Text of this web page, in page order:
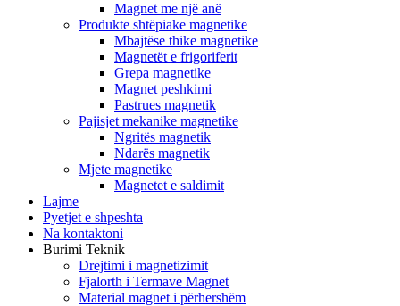
Magnet me një anë
Produkte shtëpiake magnetike
Mbajtëse thike magnetike
Magnetët e frigoriferit
Grepa magnetike
Magnet peshkimi
Pastrues magnetik
Pajisjet mekanike magnetike
Ngritës magnetik
Ndarës magnetik
Mjete magnetike
Magnetet e saldimit
Lajme
Pyetjet e shpeshta
Na kontaktoni
Burimi Teknik
Drejtimi i magnetizimit
Fjalorth i Termave Magnet
Material magnet i përhershëm